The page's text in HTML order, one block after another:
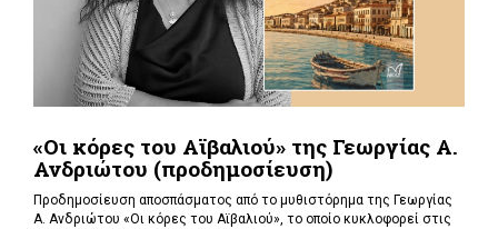
«Οι κόρες του Αϊβαλιού» της Γεωργίας Α.
Ανδριώτου (προδημοσίευση)
Προδημοσίευση αποσπάσματος από το μυθιστόρημα της Γεωργίας
Α. Ανδριώτου «Οι κόρες του Αϊβαλιού», το οποίο κυκλοφορεί στις